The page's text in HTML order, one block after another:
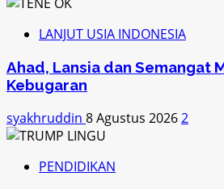
LANJUT USIA INDONESIA
Ahad, Lansia dan Semangat
Kebugaran
syakhruddin 8 Agustus 20262
PENDIDIKAN